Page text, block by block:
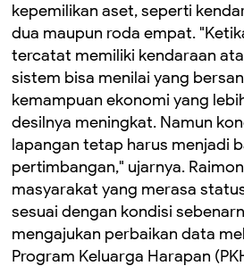
kepemilikan aset, seperti
dua maupun roda empat.
tercatat memiliki kendaraan
sistem bisa menilai yang
kemampuan ekonomi yang
desilnya meningkat. Namun
lapangan tetap harus menjadi
pertimbangan," ujarnya.
masyarakat yang merasa
sesuai dengan kondisi
mengajukan perbaikan data
Program Keluarga Harapan